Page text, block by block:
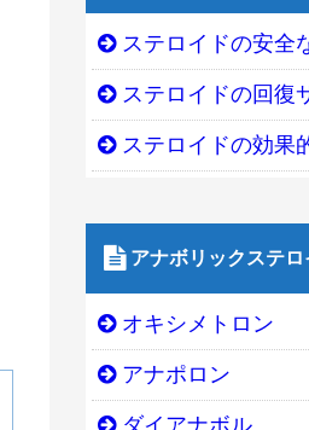
ステロイドの安全
ステロイドの回復
ステロイドの効果
アナボリックステロ
オキシメトロン
アナポロン
ダイアナボル